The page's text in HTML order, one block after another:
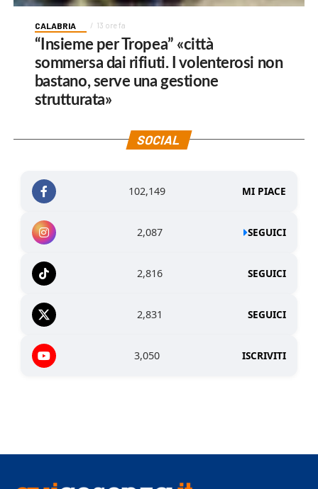
CALABRIA 13 ore fa
“Insieme per Tropea” «città
sommersa dai rifiuti. I volenterosi non
bastano, serve una gestione
strutturata»
SOCIAL
102,149 MI PIACE
2,087 SEGUICI
2,816 SEGUICI
2,831 SEGUICI
3,050 ISCRIVITI